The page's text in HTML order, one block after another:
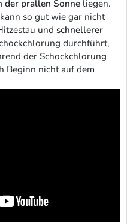
der prallen Sonne liegen.
so gut wie gar nicht
und schnellerer
durchführt,
der Schockchlorung
Beginn nicht auf dem